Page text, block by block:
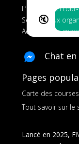
🔇
L’application
Services aux
Ads pour les
Chat
Pages
Carte des courses
Tout savoir sur le
Lancé en 2025,